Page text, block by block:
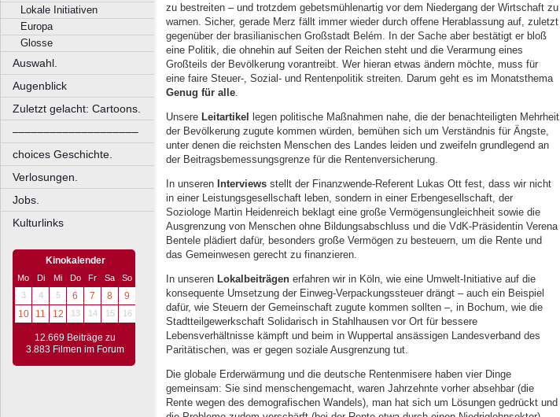
Lokale Initiativen
Europa
Glosse
Auswahl.
Augenblick
Zuletzt gelacht: Cartoons.
––––––––––––––––––––
choices Geschichte.
Verlosungen.
Jobs.
Kulturlinks
Kinokalender
Mo Di Mi Do Fr Sa
So
3
4 5 6 7 8
9
10
11 12 13 14 15 16
12.669 Beiträge zu
3.883 Filmen im Forum
zu bestreiten – und trotzdem gebetsmühlenartig vor dem Niedergang der Wirtschaft zu
warnen. Sicher, gerade Merz fällt immer wieder durch offene Herablassung auf, zuletzt
gegenüber der brasilianischen Großstadt Belém. In der Sache aber bestätigt er bloß
eine Politik, die ohnehin auf Seiten der Reichen steht und die Verarmung eines
Großteils der Bevölkerung vorantreibt. Wer hieran etwas ändern möchte, muss für
eine faire Steuer-, Sozial- und Rentenpolitik streiten. Darum geht es im Monatsthema
Genug für alle
Unsere Leitartikel
legen politische Maßnahmen nahe, die der benachteiligten Mehrheit
der Bevölkerung zugute kommen würden, bemühen sich um Verständnis für Ängste,
unter denen die reichsten Menschen des Landes leiden und zweifeln grundlegend an
der Beitragsbemessungsgrenze für die Rentenversicherung.
In unseren Interviews stellt der Finanzwende-Referent Lukas Ott fest, dass wir nicht
in einer Leistungsgesellschaft leben, sondern in einer Erbengesellschaft, der
Soziologe Martin Heidenreich beklagt eine große Vermögensungleichheit sowie die
Ausgrenzung von Menschen ohne Bildungsabschluss und die VdK-Präsidentin Verena
Bentele plädiert dafür, besonders große Vermögen zu besteuern, um die Rente und
das Gemeinwesen gerecht zu finanzieren.
In unseren Lokalbeiträgen erfahren wir in Köln, wie eine Umwelt-Initiative auf die
konsequente Umsetzung der Einweg-Verpackungssteuer drängt – auch ein Beispiel
dafür, wie Steuern der Gemeinschaft zugute kommen sollten –, in Bochum, wie die
Stadtteilgewerkschaft Solidarisch in Stahlhausen vor Ort für bessere
Lebensverhältnisse kämpft und beim in Wuppertal ansässigen Landesverband des
Paritätischen, was er gegen soziale Ausgrenzung tut.
Die globale Erderwärmung und die deutsche Rentenmisere haben vier Dinge
gemeinsam: Sie sind menschengemacht, waren Jahrzehnte vorher absehbar (die
Rente wegen des demografischen Wandels), man hat sich um Lösungen gedrückt und